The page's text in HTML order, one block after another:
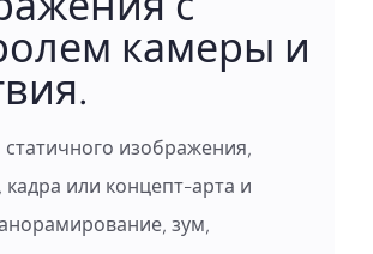
камеры и
изображения,
или концепт-арта и
зум,